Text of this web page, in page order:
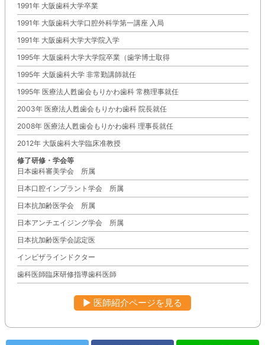
1991年 大阪歯科大学卒業
1991年 大阪歯科大学口腔外科学第一講座 入局
1991年 大阪歯科大学大学院入学
1995年 大阪歯科大学大学院卒業（歯学博士取得
1995年 大阪歯科大学 非常勤講師就任
1995年 医療法人甦歯会もりかわ歯科 常務理事就任
2003年 医療法人甦歯会もりかわ歯科 院長就任
2008年 医療法人甦歯会もりかわ歯科 理事長就任
2012年 大阪歯科大学臨床准教授
修了研修・学会等
日本歯科審美学会 所属
日本口腔インプラント学会 所属
日本抗加齢医学会 所属
日本アンチエイジング学会 所属
日本抗加齢医学会認定医
インビザラインドクター
歯科医師臨床研修指導歯科医師
▶︎ 医師紹介ページを見る